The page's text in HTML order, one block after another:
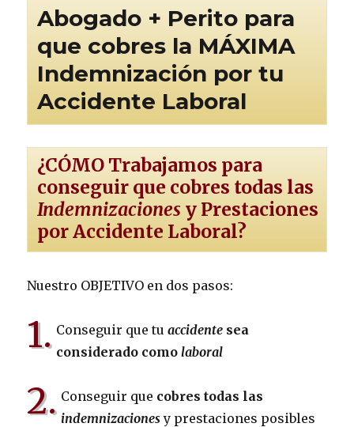
Abogado + Perito para
que cobres la MÁXIMA
Indemnización por tu
Accidente Laboral
¿CÓMO Trabajamos para
conseguir que cobres todas las
Indemnizaciones y Prestaciones
por Accidente Laboral?
Nuestro OBJETIVO en dos pasos:
1. Conseguir que tu accidentesea
considerado como laboral
2. Conseguir que cobres todas las
indemnizacionesy prestaciones posibles